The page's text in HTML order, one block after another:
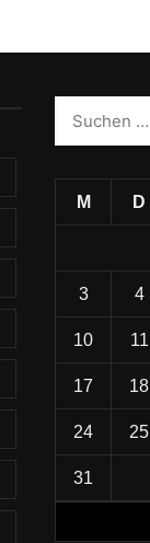
M D
3 4
10 11
17 18
24 25
31